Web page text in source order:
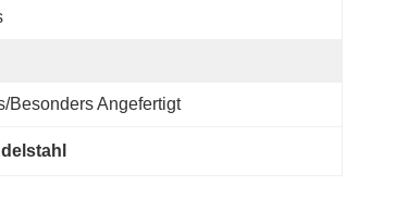
besonders Angefertigt